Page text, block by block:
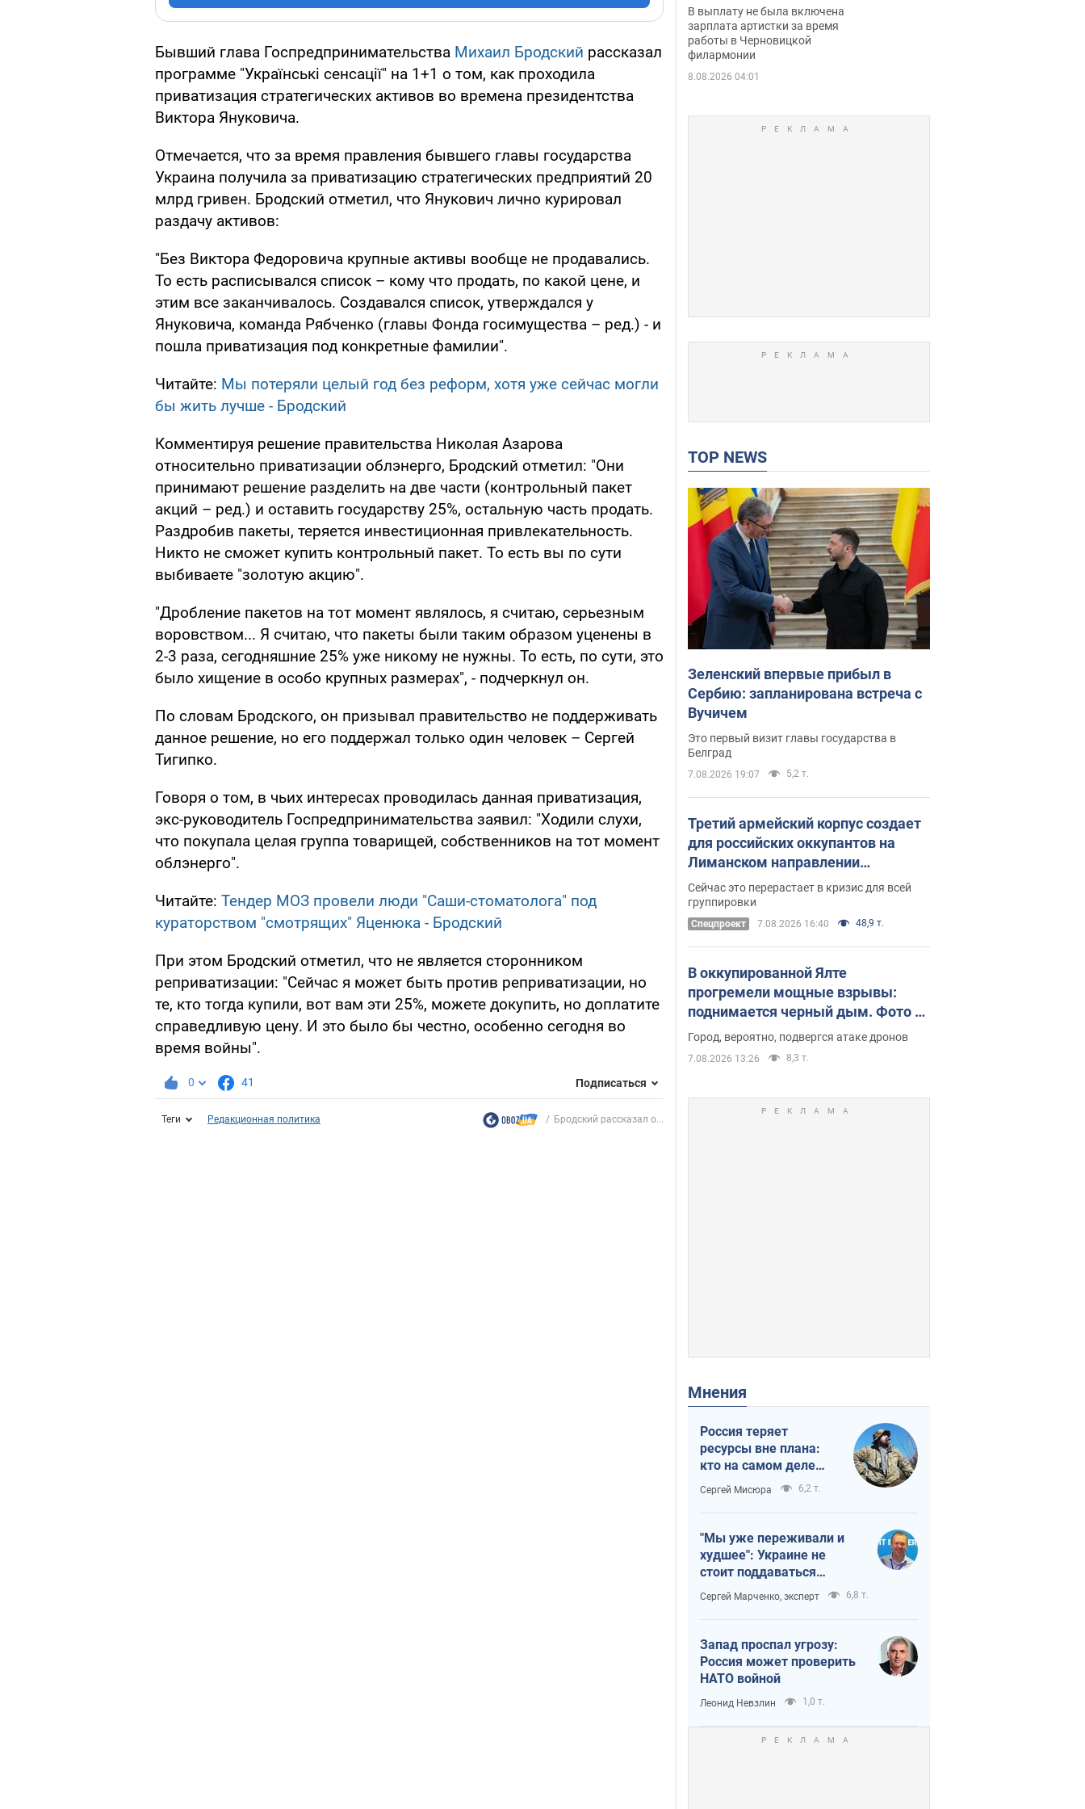
Бывший глава Госпредпринимательства Михаил Бродский рассказал
программе "Українські сенсації" на 1+1 о том, как проходила
приватизация стратегических активов во времена президентства
Виктора Януковича.
Отмечается, что за время правления бывшего главы государства
Украина получила за приватизацию стратегических предприятий 20
млрд гривен. Бродский отметил, что Янукович лично курировал
раздачу активов:
"Без Виктора Федоровича крупные активы вообще не продавались.
То есть расписывался список – кому что продать, по какой цене, и
этим все заканчивалось. Создавался список, утверждался у
Януковича, команда Рябченко (главы Фонда госимущества – ред.) - и
пошла приватизация под конкретные фамилии".
Читайте: Мы потеряли целый год без реформ, хотя уже сейчас могли
бы жить лучше - Бродский
Комментируя решение правительства Николая Азарова
относительно приватизации облэнерго, Бродский отметил: "Они
принимают решение разделить на две части (контрольный пакет
акций – ред.) и оставить государству 25%, остальную часть продать.
Раздробив пакеты, теряется инвестиционная привлекательность.
Никто не сможет купить контрольный пакет. То есть вы по сути
выбиваете "золотую акцию".
"Дробление пакетов на тот момент являлось, я считаю, серьезным
воровством... Я считаю, что пакеты были таким образом уценены в
2-3 раза, сегодняшние 25% уже никому не нужны. То есть, по сути, это
было хищение в особо крупных размерах", - подчеркнул он.
По словам Бродского, он призывал правительство не поддерживать
данное решение, но его поддержал только один человек – Сергей
Тигипко.
Говоря о том, в чьих интересах проводилась данная приватизация,
экс-руководитель Госпредпринимательства заявил: "Ходили слухи,
что покупала целая группа товарищей, собственников на тот момент
облэнерго".
Читайте: Тендер МОЗ провели люди "Саши-стоматолога" под
кураторством "смотрящих" Яценюка - Бродский
При этом Бродский отметил, что не является сторонником
реприватизации: "Сейчас я может быть против реприватизации, но
те, кто тогда купили, вот вам эти 25%, можете докупить, но доплатите
справедливую цену. И это было бы честно, особенно сегодня во
время войны".
0 41 Подписаться
Теги Редакционная политика Бродский рассказал о...
сколько получала
певица
В выплату не была включена
зарплата артистки за время
работы в Черновицкой
филармонии
8.08.2026 04:01
TOP NEWS
Зеленский впервые прибыл в
Сербию: запланирована встреча с
Вучичем
Это первый визит главы государства в
Белград
7.08.2026 19:07 5,2 т.
Третий армейский корпус создает
для российских оккупантов на
Лиманском направлении
критический дискомфорт: как это
удалось
Сейчас это перерастает в кризис для всей
группировки
Спецпроект 7.08.2026 16:40 48,9 т.
В оккупированной Ялте
прогремели мощные взрывы:
поднимается черный дым. Фото и
видео
Город, вероятно, подвергся атаке дронов
7.08.2026 13:26 8,3 т.
Мнения
Россия теряет
ресурсы вне плана:
кто на самом деле
диктует темп войны
Сергей Мисюра 6,2 т.
"Мы уже переживали и
худшее": Украине не
стоит поддаваться
отчаянию из-за
ракетного террора
Сергей Марченко, эксперт 6,8 т.
Запад проспал угрозу:
Россия может проверить
НАТО войной
Леонид Невзлин 1,0 т.